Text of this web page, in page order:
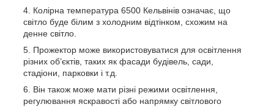
Колірна температура 6500 Кельвінів означає, що
світло буде білим з холодним відтінком, схожим на
денне світло.
Прожектор може використовуватися для освітлення
різних об’єктів, таких як фасади будівель, сади,
стадіони, парковки і т.д.
Він також може мати різні режими освітлення,
регулювання яскравості або напрямку світлового